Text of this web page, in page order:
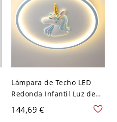
Lámpara de Techo LED
Redonda Infantil Luz de
Techo con Diseño de
Unicornio para Cuarto -
144,69 €